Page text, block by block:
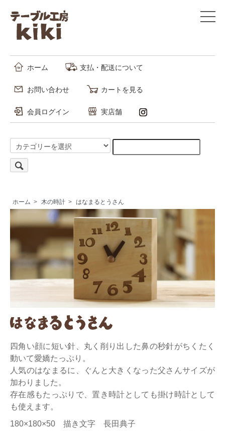
ホーム 支払・配送について
お問い合わせ カートを見る
会員ログイン 実店舗
ホーム > 木の時計 > はなまるとうさん
四角い顔に短い針、丸く削り出した鼻の秒針がちくたく
動いて愛嬌たっぷり。
人気のはなまるに、ぐんと大きくなった父さんサイズが
加わりました。
存在感もたっぷりで、置き時計としても掛け時計として
も使えます。
180×180×50 描き文字 長田典子